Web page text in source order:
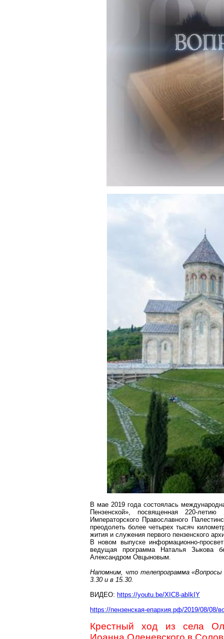
В мае 2019 года состоялась
Пензенской», посвященная 220-
Императорского Православного
преодолеть более четырех тысяч
жития и служения первого пензенского
В новом выпуске информационно-
ведущая программа Наталья Зыкова
Александром Овцыновым.
Напомним, что телепрограмма
3.30 и в 15.30.
ВИДЕО: https://youtu.be/XIC8-abIkIY
https://пензенская-епархия.рф/2019/08/08/
Крестный ход из села